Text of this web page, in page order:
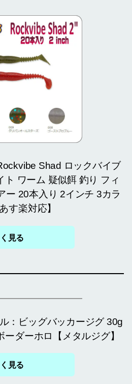
Shad ロックバイブ
ト ワーム 疑似餌 釣り フィ
ー 20本入り 2インチ 3カラ
す楽対応】
見る
：ビッグバッカージグ 30g
ダーホロ【メタルジグ】
見る